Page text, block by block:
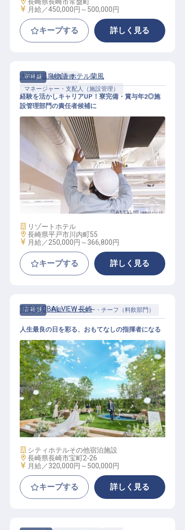
給与
月給／450,000円～ 500,000円
キープする 詳しく見る
正社員
施設管理
マネージャー・支配人（施設管理）
施設管理スタッフ（責任者候補）
大江戸温泉物語 ホテル蘭風
経験を活かしキャリアUP！寮完備・賞与年2◎施
設管理部門の責任者候補に
施設業態
リゾートホテル
勤務地
長崎県平戸市川内町55
給与
月給／250,000円～ 366,800円
キープする 詳しく見る
正社員 料飲 リーダー・チーフ（料飲部門）
婚礼支配人
THE GLOBAL VIEW 長崎
人生最良の日を彩る、おもてなしの指揮者になる
施設業態
シティホテルその他宿泊施設
勤務地
長崎県長崎市宝町2-26
給与
月給／320,000円～ 500,000円
キープする 詳しく見る